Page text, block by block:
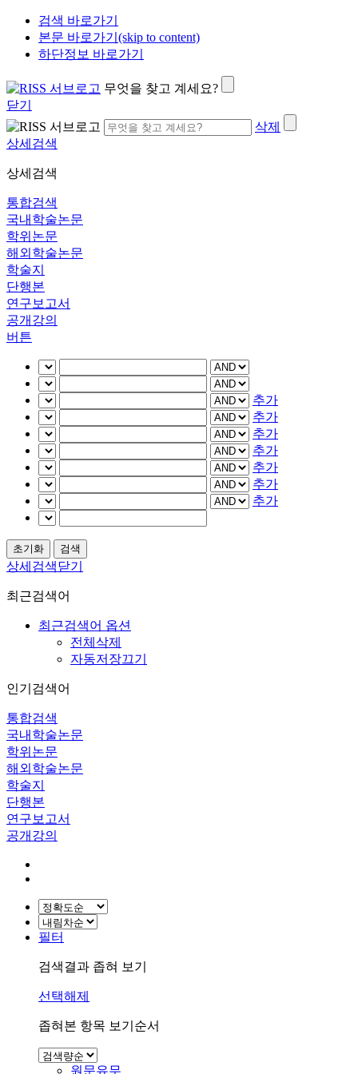
검색 바로가기
본문 바로가기(skip to content)
하단정보 바로가기
무엇을 찾고 계세요?
닫기
삭제
상세검색
상세검색
통합검색
국내학술논문
학위논문
해외학술논문
학술지
단행본
연구보고서
공개강의
버튼
추가
추가
추가
추가
추가
추가
추가
상세검색닫기
최근검색어
최근검색어 옵션
전체삭제
자동저장끄기
인기검색어
통합검색
국내학술논문
학위논문
해외학술논문
학술지
단행본
연구보고서
공개강의
필터
검색결과 좁혀 보기
선택해제
좁혀본 항목 보기순서
원문유무